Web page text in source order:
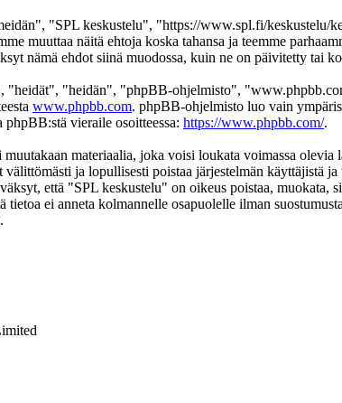
"SPL keskustelu", "https://www.spl.fi/keskustelu/
muuttaa näitä ehtoja koska tahansa ja teemme
nämä ehdot siinä muodossa, kuin ne on päivitetty tai
"heidät", "heidän", "phpBB-ohjelmisto",
www.phpbb.com. phpBB-ohjelmisto luo vain
vieraile osoitteessa: https://www.phpbb.com/.
materiaalia, joka voisi loukata voimassa
ja lopullisesti poistaa järjestelmän käyttäjistä
että "SPL keskustelu" on oikeus poistaa, muokata,
ei anneta kolmannelle osapuolelle ilman